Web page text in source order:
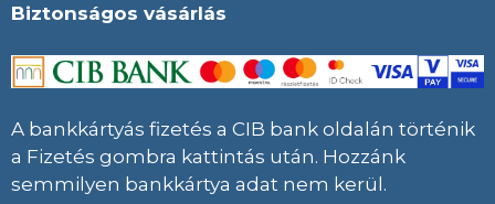
Biztonságos vásárlás
A bankkártyás fizetés a CIB bank oldalán történik
a Fizetés gombra kattintás után. Hozzánk
semmilyen bankkártya adat nem kerül.